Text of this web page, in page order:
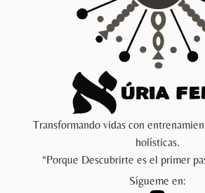
Transformando vidas con
holísticas.
“Porque Descubrirte es el primer
Sígueme en: